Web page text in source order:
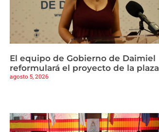
El equipo de Gobierno de Daimiel
reformulará el proyecto de la plaza
agosto 5, 2026